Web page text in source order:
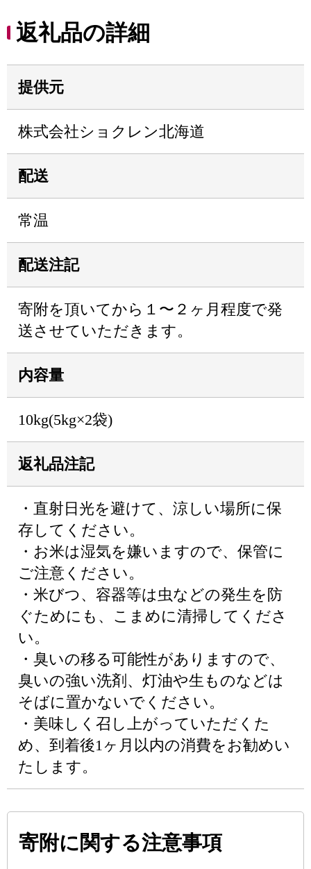
返礼品の詳細
提供元
株式会社ショクレン北海道
配送
常温
配送注記
寄附を頂いてから１〜２ヶ月程度で発
送させていただきます。
内容量
10kg(5kg×2袋)
返礼品注記
・直射日光を避けて、涼しい場所に保
存してください。
・お米は湿気を嫌いますので、保管に
ご注意ください。
・米びつ、容器等は虫などの発生を防
ぐためにも、こまめに清掃してくださ
い。
・臭いの移る可能性がありますので、
臭いの強い洗剤、灯油や生ものなどは
そばに置かないでください。
・美味しく召し上がっていただくた
め、到着後1ヶ月以内の消費をお勧めい
たします。
寄附に関する注意事項